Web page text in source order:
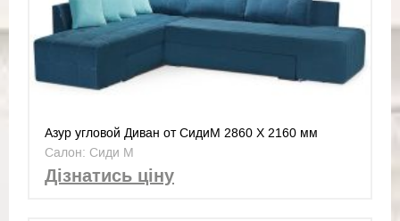
Азур угловой Диван от СидиМ 2860 Х 2160 мм
(UD109)
Салон: Сиди М
Дізнатись ціну